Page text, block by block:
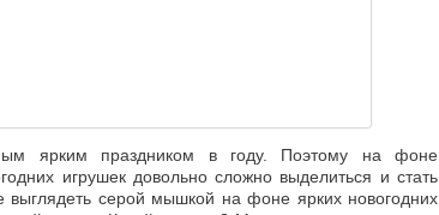
ярким праздником в году. Поэтому на фоне
игрушек довольно сложно выделиться и стать
выглядеть серой мышкой на фоне ярких новогодних